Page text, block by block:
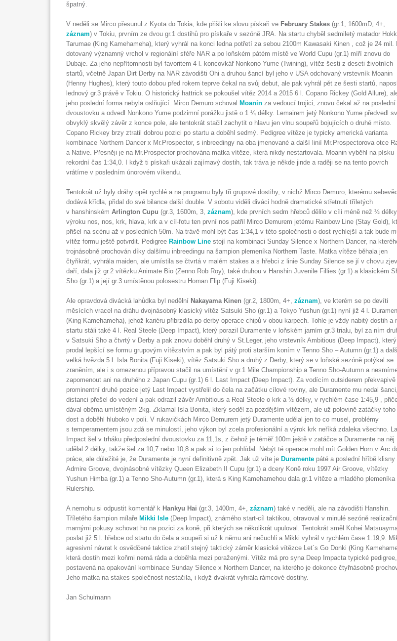
špatný.
V neděli se Mirco přesunul z Kyota do Tokia, kde přišli ke slovu pískaři ve February Stakes (gr.1, 1600mD, 4+,
záznam) v Tokiu, prvním ze dvou gr.1 dostihů pro pískaře v sezóně JRA. Na startu chyběl sedmiletý matador
Tarumae (King Kamehameha), který vyhrál na konci ledna potřetí za sebou 2100m Kawasaki Kinen , což je 24 mil.
dotovaný významný vrchol v regionální sféře NAR a po loňském pátém místě ve World Cupu (gr.1) míří znovu do
Dubaje. Za jeho nepřítomnosti byl favoritem 4 l. koncovkář Nonkono Yume (Twining), vítěz šesti z deseti životních
startů, včetně Japan Dirt Derby na NAR závodišti Ohi a druhou šancí byl jeho v USA odchovaný vrstevník Moanin
(Henny Hughes), který touto dobou před rokem teprve čekal na svůj debut, ale pak vyhrál pět ze šesti startů,
lednový gr.3 právě v Tokiu. O historický hattrick se pokoušel vítěz 2014 a 2015 6 l. Copano Rickey (Gold Allure),
jeho poslední forma nebyla oslňující. Mirco Demuro schoval Moanin za vedoucí trojici, znovu čekal až na poslední
dvoustovku a odvedl Nonkono Yume podzimní porážku jistě o 1 ¼ délky. Lemairem jetý Nonkono Yume předvedl
obvyklý skvělý závěr z konce pole, ale tentokrát stačil zachytit o hlavu jen vlnu soupeřů bojujících o druhé místo.
Copano Rickey brzy ztratil dobrou pozici po startu a doběhl sedmý. Pedigree vítěze je typicky americká varianta
kombinace Northern Dancer x Mr.Prospector, s inbreedingy na oba jmenované a další linií Mr.Prospectorova otce
a Native. Přesněji je na Mr.Prospector prochována matka vítěze, která nikdy nestartovala. Moanin vyběhl na písku
rekordní čas 1:34,0. I když ti pískaři ukázali zajímavý dostih, tak tráva je někde jinde a raději se na tento povrch
vrátíme v posledním únorovém víkendu.
Tentokrát už byly dráhy opět rychlé a na programu byly tři grupové dostihy, v nichž Mirco Demuro, kterému
dodává křídla, přidal do své bilance další double. V sobotu viděli diváci hodně dramatické střetnutí tříletých
v hanshinském Arlington Cupu (gr.3, 1600m, 3, záznam), kde prvních sedm hřebců dělilo v cíli méně než ½
výroku nos, nos, krk, hlava, krk a v cíl-fotu ten první nos patřil Mirco Demurem jetému Rainbow Line (Stay Gold),
přišel na scénu až v posledních 50m. Na trávě mohl být čas 1:34,1 v této společnosti o dost rychlejší a tak bude
vítěz formu ještě potvrdit. Pedigree Rainbow Line stojí na kombinaci Sunday Silence x Northern Dancer, na
trojnásobně prochován díky dalšímu inbreedingu na šampion plemeníka Northern Taste. Matka vítěze běhala jen
čtyřikrát, vyhrála maiden, ale umístila se čtvrtá v malém stakes a s hřebci z linie Sunday Silence se jí v chovu
daří, dala již gr.2 vítězku Animate Bio (Zenno Rob Roy), také druhou v Hanshin Juvenile Fillies (gr.1) a klasickém
Sho (gr.1) a její gr.3 umístěnou polosestru Homan Flip (Fuji Kiseki)..
Ale opravdová divácká lahůdka byl nedělní Nakayama Kinen (gr.2, 1800m, 4+, záznam), ve kterém se po devíti
měsících vracel na dráhu dvojnásobný klasický vítěz Satsuki Sho (gr.1) a Tokyo Yushun (gr.1) nyní již 4 l.
(King Kamehameha), jehož kariéru přibrzdila po derby operace chipů v obou karpech. Tohle je vždy nabitý dostih a
startu stáli také 4 l. Real Steele (Deep Impact), který porazil Duramente v loňském jarním gr.3 trialu, byl za ním
v Satsuki Sho a čtvrtý v Derby a pak znovu doběhl druhý v St.Leger, jeho vrstevník Ambitious (Deep Impact), který
prodal lepšící se formu grupovým vítězstvím a pak byl pátý proti starším koním v Tenno Sho – Autumn (gr.1) a
velká hvězda 5 l. Isla Bonita (Fuji Kiseki), vítěz Satsuki Sho a druhý z Derby, který se v loňské sezóně potýkal se
zraněním, ale i s omezenou přípravou stačil na umístění v gr.1 Mile Championship a Tenno Sho-Autumn a
zapomenout ani na druhého z Japan Cupu (gr.1) 6 l. Last Impact (Deep Impact). Za vodícím outsiderem překvapivě
prominentní druhé pozice jetý Last Impact vystřelil do čela na začátku cílové roviny, ale Duramente mu nedal
distanci přešel do vedení a pak odrazil závěr Ambitious a Real Steele o krk a ½ délky, v rychlém čase 1:45,9 ,
dával oběma umístěným 2kg. Zklamal Isla Bonita, který seděl za pozdějším vítězem, ale už polovině zatáčky toho
dost a doběhl hluboko v poli. V rukavičkách Mirco Demurem jetý Duramente udělal jen to co musel, problémy
s temperamentem jsou zdá se minulostí, jeho výkon byl zcela profesionální a výrok krk neříká zdaleka všechno.
Impact šel v trháku předposlední dvoustovku za 11,1s, z čehož je téměř 100m ještě v zatáčce a Duramente na něj
udělal 2 délky, takže šel za 10,7 nebo 10,8 a pak si to jen pohlídal. Nebýt té operace mohl mít Golden Horn v Arc
práce, ale důležité je, že Duramente je nyní definitivně zpět. Jak už víte je Duramente páté a poslední hříbě klisny
Admire Groove, dvojnásobné vítězky Queen Elizabeth II Cupu (gr.1) a dcery Koně roku 1997 Air Groove, vítězky
Yushun Himba (gr.1) a Tenno Sho-Autumn (gr.1), která s King Kamehamehou dala gr.1 vítěze a mladého plemeníka
Rulership.
A nemohu si odpustit komentář k Hankyu Hai (gr.3, 1400m, 4+, záznam) také v neděli, ale na závodišti Hanshin.
Tříletého šampion mílaře Mikki Isle (Deep Impact), známého start-cíl taktikou, otravoval v minulé sezóně
marnými pokusy schovat ho na pozici za koně, při kterých se několikrát upuloval. Tentokrát směl Kohei
poslat již 5 l. hřebce od startu do čela a soupeři si už k němu ani nečuchli a Mikki vyhrál v rychlém čase 1:19,9.
agresivní návrat k osvědčené taktice zhatil stejný taktický záměr klasické vítězce Let´s Go Donki (King
která dostih mezi koňmi nemá ráda a doběhla mezi poraženými. Vítěz má pro syna Deep Impacta typické pedigree,
postavená na opakování kombinace Sunday Silence x Northern Dancer, na kterého je dokonce čtyřnásobně
Jeho matka na stakes společnost nestačila, i když dvakrát vyhrála rámcové dostihy.
Jan Schulmann